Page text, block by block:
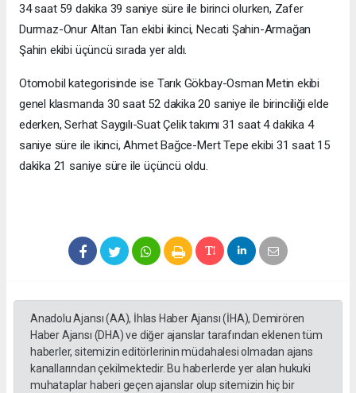
34 saat 59 dakika 39 saniye süre ile birinci olurken, Zafer
Durmaz-Onur Altan Tan ekibi ikinci, Necati Şahin-Armağan
Şahin ekibi üçüncü sırada yer aldı.
Otomobil kategorisinde ise Tarık Gökbay-Osman Metin ekibi
genel klasmanda 30 saat 52 dakika 20 saniye ile birinciliği elde
ederken, Serhat Saygılı-Suat Çelik takımı 31 saat 4 dakika 4
saniye süre ile ikinci, Ahmet Bağce-Mert Tepe ekibi 31 saat 15
dakika 21 saniye süre ile üçüncü oldu.
Anadolu Ajansı (AA), İhlas Haber Ajansı (İHA), Demirören
Haber Ajansı (DHA) ve diğer ajanslar tarafından eklenen tüm
haberler, sitemizin editörlerinin müdahalesi olmadan ajans
kanallarından çekilmektedir. Bu haberlerde yer alan hukuki
muhataplar haberi geçen ajanslar olup sitemizin hiç bir